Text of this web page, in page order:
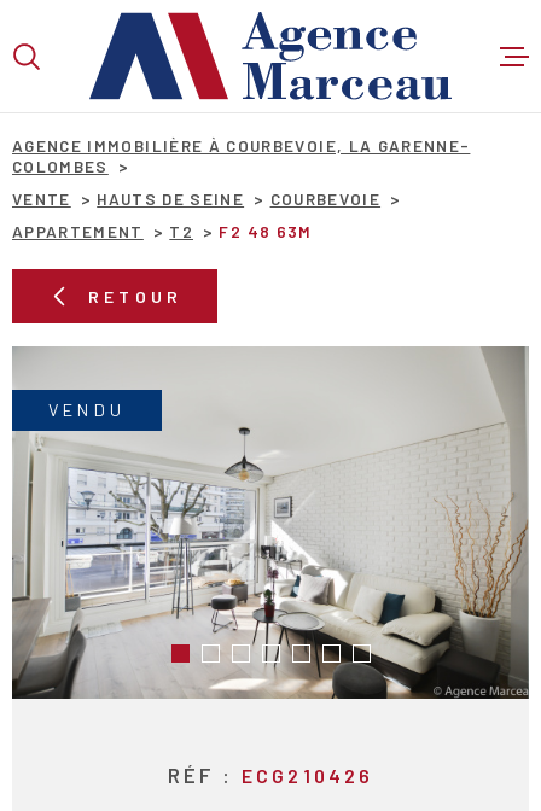
recherche
au
principal
au
AGENCE IMMOBILIÈRE À COURBEVOIE, LA GARENNE-
COLOMBES
VENTE
HAUTS DE SEINE
COURBEVOIE
APPARTEMENT
T2 F2 48 63M
RETOUR
VENDU
RÉF : ECG210426
VOTRE
RECHERCHE
TYPE
BIEN
Budget
BUDGET
RECHERCHER